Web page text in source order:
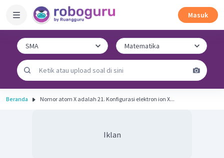
Masuk
Beranda Nomor atom X adalah 21. Konfigurasi elektron ion X...
Iklan